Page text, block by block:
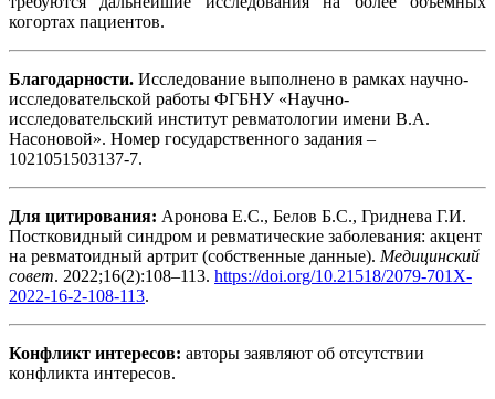
когортах пациентов.
Благодарности. Исследование выполнено в рамках научно-
исследовательской работы ФГБНУ «Научно-
исследовательский институт ревматологии имени В.А.
Насоновой». Номер государственного задания –
1021051503137-7.
Для цитирования: Аронова Е.С., Белов Б.С., Гриднева Г.И.
Постковидный синдром и ревматические заболевания: акцент
на ревматоидный артрит (собственные данные). Медицинский
совет. 2022;16(2):108–113. https://doi.org/10.21518/2079-701X-
2022-16-2-108-113.
Конфликт интересов: авторы заявляют об отсутствии
конфликта интересов.